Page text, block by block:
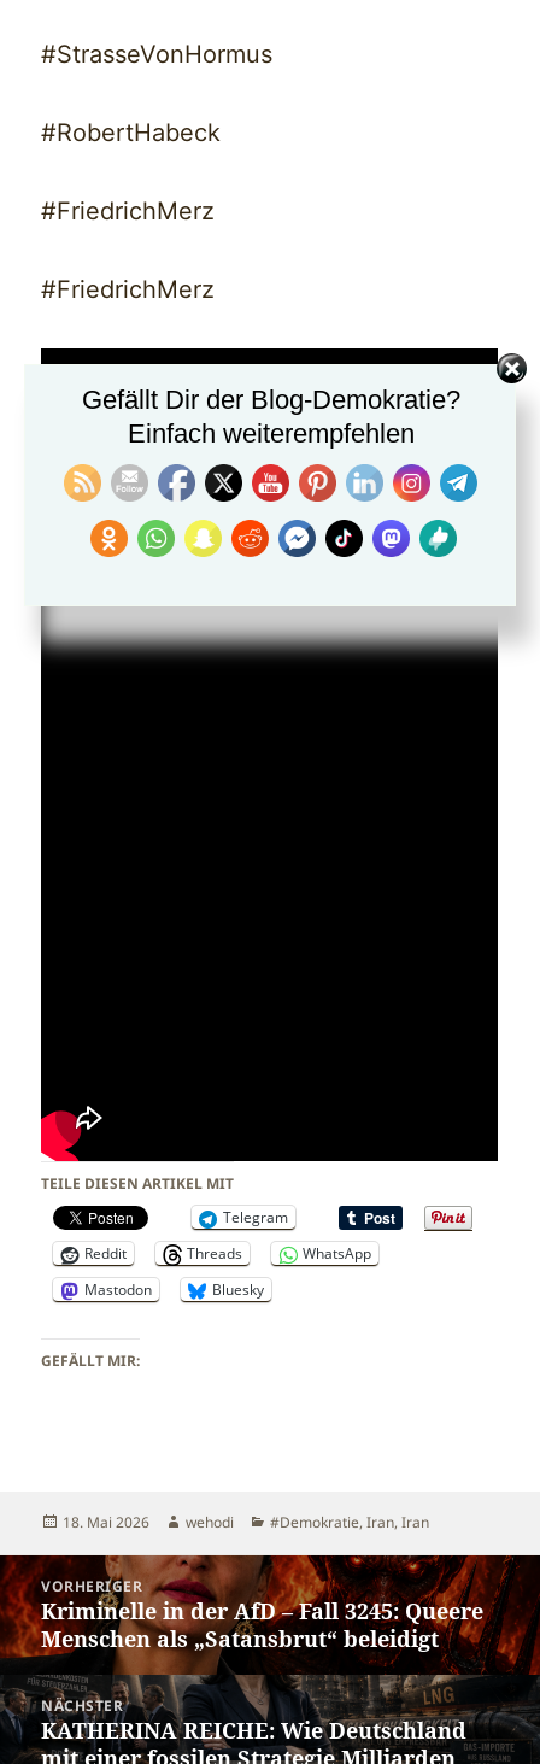
#StrasseVonHormus
#RobertHabeck
#FriedrichMerz
#FriedrichMerz
TEILE DIESEN ARTIKEL MIT
Telegram
Reddit
Threads
WhatsApp
Mastodon
Bluesky
GEFÄLLT MIR:
Veröffentlicht
18. Mai 2026 Autor
wehodi Kategorien
#Demokratie,Iran,Iran
Beitragsnavigation
VORHERIGER
Vorheriger
Beitrag:
Kriminelle in der AfD – Fall 3245: Queere
Menschen als „Satansbrut“ beleidigt
NÄCHSTER
Nächster
KATHERINA REICHE: Wie Deutschland
mit einer fossilen Strategie Milliarden
Gefällt Dir der Blog-Demokratie?
Einfach weiterempfehlen